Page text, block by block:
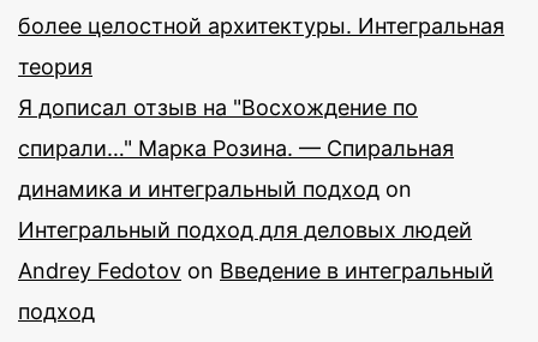
более целостной архитектуры. Интегральная
теория
Я дописал отзыв на "Восхождение по
спирали…" Марка Розина. — Спиральная
динамика и интегральный подход on
Интегральный подход для деловых людей
Andrey Fedotov on Введение в интегральный
подход